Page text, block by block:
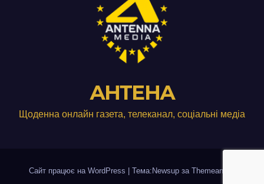
АНТЕНА
Щоденна онлайн газета, телеканал, соціальні медіа
Сайт працює на WordPress Тема:Newsup за Themeansar